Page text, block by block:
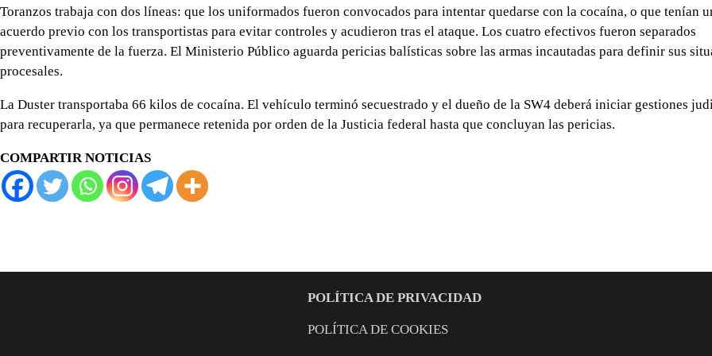
Toranzos trabaja con dos líneas: que los uniformados fueron convocados para intentar quedarse con la cocaína, o que tenían
acuerdo previo con los transportistas para evitar controles y acudieron tras el ataque. Los cuatro efectivos fueron separados
preventivamente de la fuerza. El Ministerio Público aguarda pericias balísticas sobre las armas incautadas para definir sus
procesales.
La Duster transportaba 66 kilos de cocaína. El vehículo terminó secuestrado y el dueño de la SW4 deberá iniciar gestiones
para recuperarla, ya que permanece retenida por orden de la Justicia federal hasta que concluyan las pericias.
COMPARTIR NOTICIAS
POLÍTICA DE PRIVACIDAD
POLÍTICA DE COOKIES